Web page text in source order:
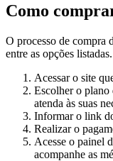
Como
O processo de compra
entre as opções
Acessar o site
Escolher o plano
atenda às suas
Informar o link
Realizar o
Acesse o painel
acompanhe as